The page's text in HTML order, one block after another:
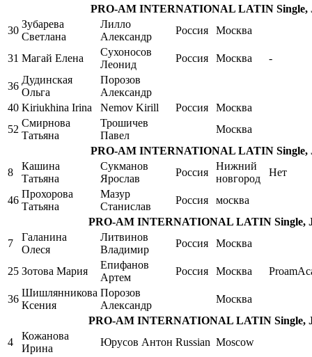
PRO-AM INTERNATIONAL LATIN Single,
30
Зубарева
Светлана
Лилло
Александр
Россия Москва
31 Магай Елена
Сухоносов
Леонид
Россия Москва -
36
Дудинская
Ольга
Порозов
Александр
40 Kiriukhina Irina Nemov Kirill Россия
Москва
52
Смирнова
Татьяна
Трошичев
Павел
Москва
PRO-AM INTERNATIONAL LATIN Single,
8
Кашина
Татьяна
Сукманов
Ярослав
Россия
Нижний
новгород
Нет
46
Прохорова
Татьяна
Мазур
Станислав
Россия
москва
PRO-AM INTERNATIONAL LATIN Single,
7
Галанина
Олеся
Литвинов
Владимир
Россия Москва
25 Зотова Мария
Епифанов
Артем
Россия Москва
36
Шишлянникова
Ксения
Порозов
Александр
Москва
PRO-AM INTERNATIONAL LATIN Single,
4
Кожанова
Ирина
Юрусов Антон Russian Moscow